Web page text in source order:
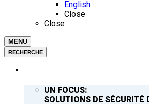
English
Close
Close
MENU
RECHERCHE
UN FOCUS:
SOLUTIONS DE SÉCURITÉ